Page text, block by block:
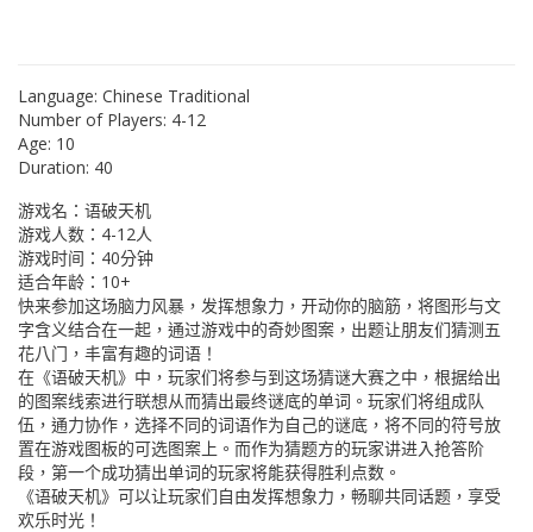
Language: Chinese Traditional
Number of Players: 4-12
Age: 10
Duration: 40
游戏名：语破天机
游戏人数：4-12人
游戏时间：40分钟
适合年龄：10+
快来参加这场脑力风暴，发挥想象力，开动你的脑筋，将图形与文
字含义结合在一起，通过游戏中的奇妙图案，出题让朋友们猜测五
花八门，丰富有趣的词语！
在《语破天机》中，玩家们将参与到这场猜谜大赛之中，根据给出
的图案线索进行联想从而猜出最终谜底的单词。玩家们将组成队
伍，通力协作，选择不同的词语作为自己的谜底，将不同的符号放
置在游戏图板的可选图案上。而作为猜题方的玩家讲进入抢答阶
段，第一个成功猜出单词的玩家将能获得胜利点数。
《语破天机》可以让玩家们自由发挥想象力，畅聊共同话题，享受
欢乐时光！